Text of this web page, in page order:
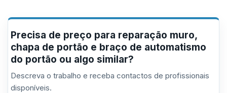
Precisa de preço para reparação muro,
chapa de portão e braço de automatismo
do portão ou algo similar?
Descreva o trabalho e receba contactos de profissionais
disponíveis.